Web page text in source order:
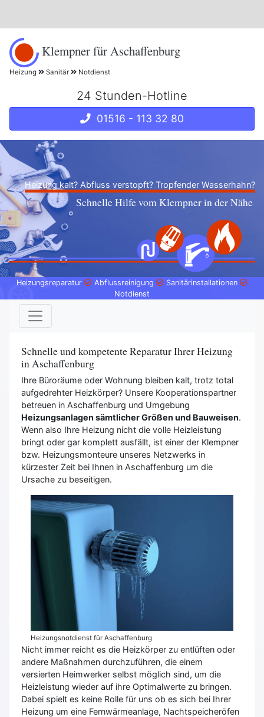
Klempner für Aschaffenburg
Heizung Sanitär Notdienst
24 Stunden-Hotline
01516 - 113 32 80
Heizung kalt? Abfluss verstopft? Tropfender Wasserhahn?
Schnelle Hilfe vom Klempner in der Nähe
Heizungsreparatur Abflussreinigung
Sanitärinstallationen
Notdienst
Schnelle und kompetente Reparatur Ihrer Heizung
in Aschaffenburg
Ihre Büroräume oder Wohnung bleiben kalt, trotz total
aufgedrehter Heizkörper? Unsere Kooperationspartner
betreuen in Aschaffenburg und Umgebung
Heizungsanlagen sämtlicher Größen und Bauweisen.
Wenn also Ihre Heizung nicht die volle Heizleistung
bringt oder gar komplett ausfällt, ist einer der Klempner
bzw. Heizungsmonteure unseres Netzwerks in
kürzester Zeit bei Ihnen in Aschaffenburg um die
Ursache zu beseitigen.
Heizungsnotdienst für Aschaffenburg
Nicht immer reicht es die Heizkörper zu entlüften oder
andere Maßnahmen durchzuführen, die einem
versierten Heimwerker selbst möglich sind, um die
Heizleistung wieder auf ihre Optimalwerte zu bringen.
Dabei spielt es keine Rolle für uns ob es sich bei Ihrer
Heizung um eine Fernwärmeanlage, Nachtspeicheröfen